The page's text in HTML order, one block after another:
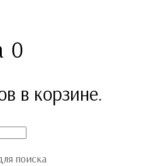
0
в корзине.
поиска